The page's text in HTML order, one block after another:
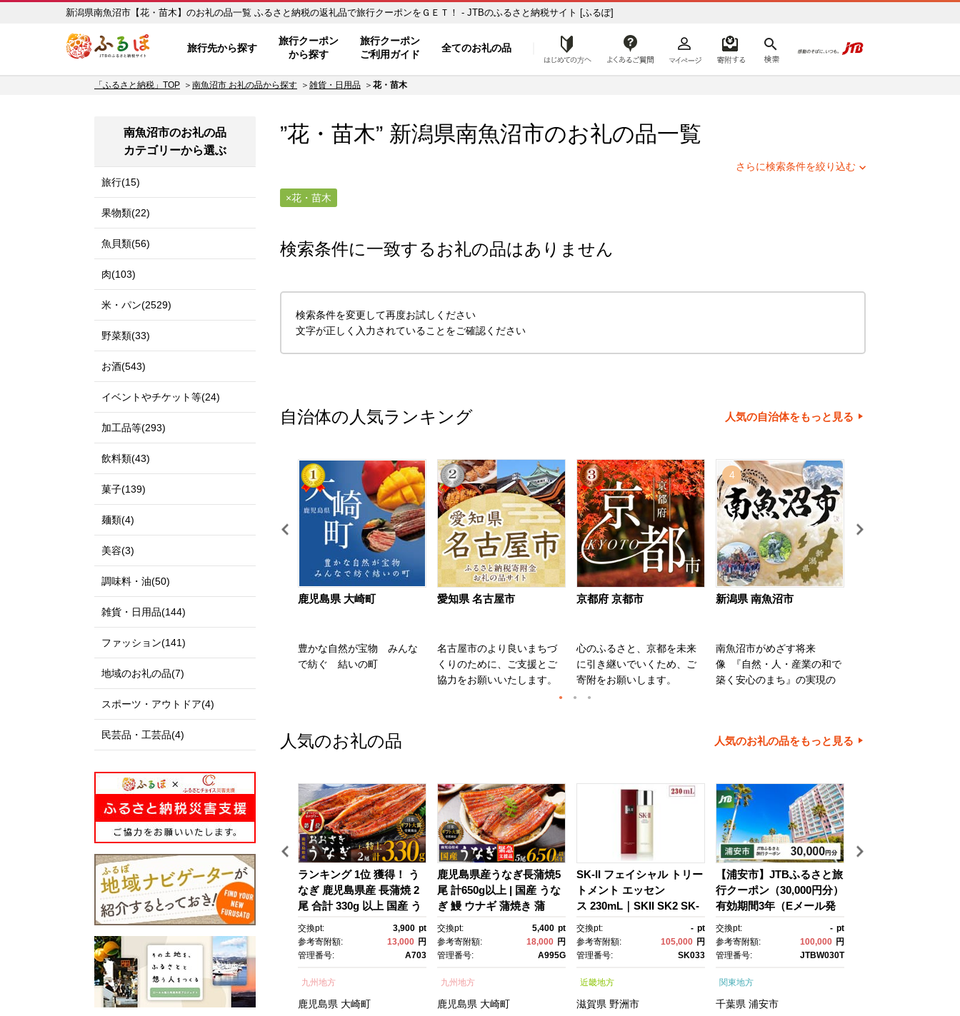
新潟県南魚沼市【花・苗木】のお礼の品一覧 ふるさと納税の返礼品で旅行クーポンをＧＥＴ！ - JTBのふるさと納税サイト [ふるぽ]
旅行先から探す
旅行クーポン
から探す
旅行クーポン
ご利用ガイド
全てのお礼の品 はじめての方へ
「ふるさと納税」TOP 南魚沼市 お礼の品から探す 雑貨・日用品 花・苗木
”花・苗木” 新潟県南魚沼市のお礼の品一覧
さらに検索条件を絞り込む
花・苗木
検索条件に一致するお礼の品はありません
検索条件を変更して再度お試しください
文字が正しく入力されていることをご確認ください
自治体の人気ランキング 人気の自治体をもっと見る
私たちのまち北栄町は、鳥
口約14,000人の町です。
松の景色が美しい北条砂丘
を望む黒ぼく地帯の丘陵地
この豊かな自然環境を生か
し、スイカ、ぶどう、らっ
きょう、長芋などさまざま
な魅力ある農産物が生み出
また、漫画「名探偵コナ
ン」の作者である青山剛昌
氏の出身地であり、駅構内
に「名探偵コナン」の装飾
良駅）や青山氏の思い出の
所蔵物や作品が展示された
青山剛昌ふるさと館をはじ
め、駅から青山剛昌ふるさ
と館までの約1.4kmを「コナ
12
宮城県 仙台市
伊達政宗公の城下町として
な都市空間が共存する杜の
発展にご支援とご協力をお
鹿児島県 大崎町
豊かな自然が宝物 みんな
で紡ぐ 結いの町
愛知県 名古屋市
名古屋市のより良いまちづ
くりのために、ご支援とご
協力をお願いいたします。
京都府 京都市
心のふるさと、京都を未来
に引き継いでいくため、ご
寄附をお願いします。
4
新潟県 南魚沼市
南魚沼市がめざす将来
像 『自然・人・産業の和で
築く安心のまち』の実現の
す。
人気のお礼の品 人気のお礼の品をもっと見る
【箱根町】JTBふるさと旅
行クーポン（Eメール発
行）（30,000円分） | 旅
行 観光 旅行券 旅行クーポ
ン クーポン 箱根町ふるさ
と納税 神奈川県ふるさと
納税 神奈川県 箱根町
30,000 pt
100,000
JTBW030T
びわ湖マラソン 2027 【滋
賀県外寄附者専用】ふるさ
と納税ランナー枠
交換pt:
参考寄附額:
管理番号:
近畿地方
滋賀県
ランキング 1位 獲得！ う
なぎ 鹿児島県産 長蒲焼 2
尾 合計 330g 以上 国産 う
なぎ 鰻 ウナギ 蒲焼き 蒲
焼 かばやき 魚 魚介 魚
貝 海鮮 うな重 ひつまぶ
気 おすすめ 鹿児島県 大崎
町 大隅半島 A703
交換pt: 3,900 pt
参考寄附額:
13,000 円
管理番号:
A703
九州地方
鹿児島県 大崎町
鹿児島県産うなぎ長蒲焼5
尾 計650g以上 | 国産 うな
ぎ 鰻 ウナギ 蒲焼き 蒲
焼 かばやき unagi うなぎ
蒲焼 土用丑の日 土用の丑
の日 丑の日 魚 魚介 魚
り ギフト 人気 おすす
め 鹿児島県 大崎町 大隅半
交換pt: 5,400 pt
参考寄附額:
18,000 円
管理番号:
A995G
九州地方
鹿児島県 大崎町
SK-II フェイシャル トリー
トメント エッセン
ス 230mL｜SKII SK2 SK-
2 SK エスケーツー エスケ
ーツ エスケｰ ピテラ スキ
ンケア 化粧品 ｺｽﾒ フェイ
センス フェイシャルトリ
ートメント トリートメン
交換pt: - pt
参考寄附額:
105,000 円
管理番号:
SK033
近畿地方
滋賀県 野洲市
【浦安市】JTBふるさと旅
行クーポン（30,000円分）
有効期間3年（Eメール発
行）｜旅行 トラベル 予
約 国内旅行 JTB 宿泊 観
光 体験 旅行券 宿泊券 旅
ット 子供 子連れ カップ
ル 家族 人気 おすすめ 旅
交換pt: - pt
参考寄附額:
100,000 円
管理番号:
JTBW030T
関東地方
千葉県 浦安市
南魚沼市のお礼の品
カテゴリーから選ぶ
旅行(15)
果物類(22)
魚貝類(56)
肉(103)
米・パン(2529)
野菜類(33)
お酒(543)
イベントやチケット等(24)
加工品等(293)
飲料類(43)
菓子(139)
麺類(4)
美容(3)
調味料・油(50)
雑貨・日用品(144)
ファッション(141)
地域のお礼の品(7)
スポーツ・アウトドア(4)
民芸品・工芸品(4)